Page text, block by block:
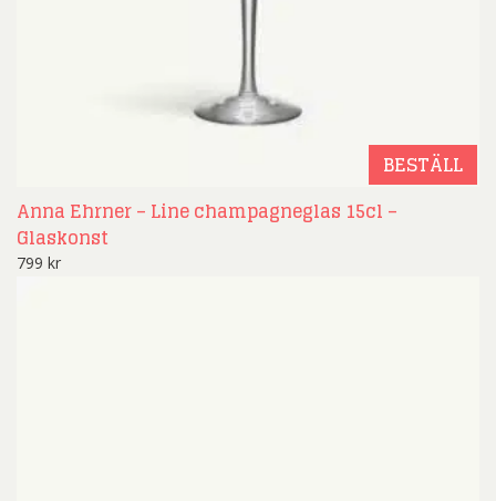
BESTÄLL
Anna Ehrner – Line champagneglas 15cl –
Glaskonst
799 kr